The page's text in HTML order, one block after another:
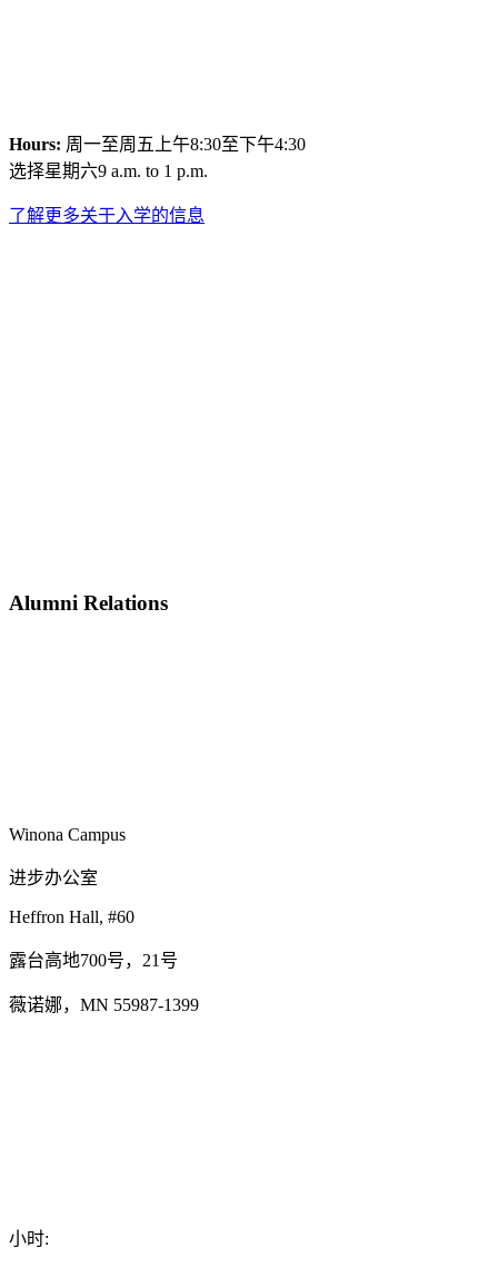
Hours: 周一至周五上午8:30至下午4:30
选择星期六9 a.m. to 1 p.m.
了解更多关于入学的信息
Alumni Relations
Winona Campus
进步办公室
Heffron Hall, #60
露台高地700号，21号
薇诺娜，MN 55987-1399
小时: